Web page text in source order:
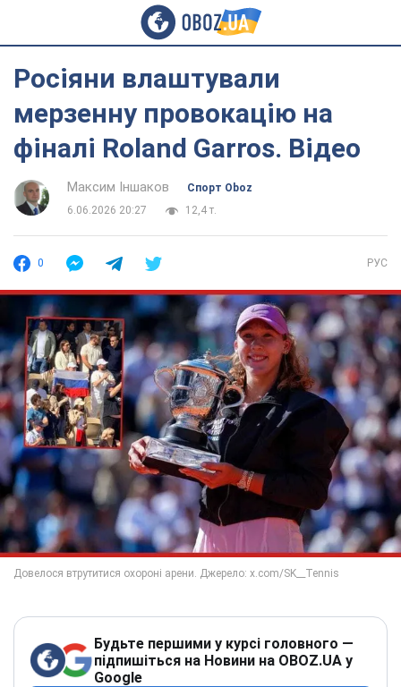
Росіяни влаштували
мерзенну провокацію на
фіналі Roland Garros. Відео
Максим Іншаков
Спорт Oboz
6.06.2026 20:27
12,4 т.
0 РУС
Будьте першими у курсі головного —
підпишіться на Новини на OBOZ.UA у
Google